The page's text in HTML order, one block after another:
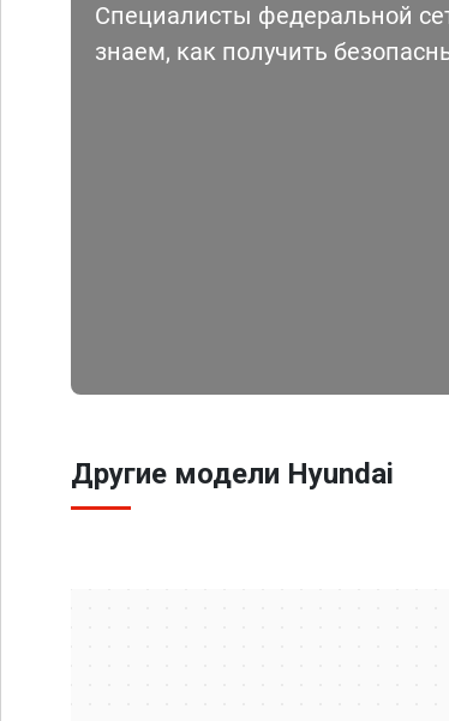
Специалисты федеральной
знаем, как получить
Другие модели Hyundai